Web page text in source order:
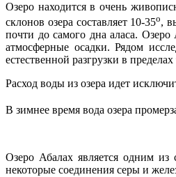
Озеро находится в очень
склонов озера составляет 10-35о,
почти до самого дна аласа.
атмосферные осадки. Рядом
естественной разгрузки в
Расход воды из озера идет
В зимнее время вода озера
Озеро Абалах является одним из
некоторые соединения серы и